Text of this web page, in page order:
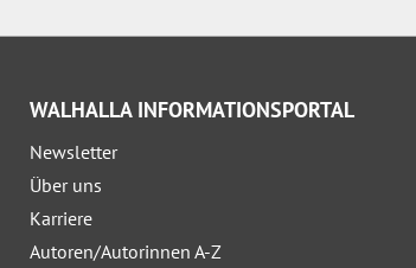
WALHALLA INFORMATIONSPORTAL
Newsletter
Über uns
Karriere
Autoren/Autorinnen A-Z